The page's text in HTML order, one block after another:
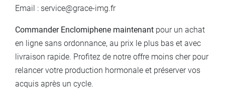
Email : service@grace-img.fr
Commander Enclomiphene maintenant pour un achat
en ligne sans ordonnance, au prix le plus bas et avec
livraison rapide. Profitez de notre offre moins cher pour
relancer votre production hormonale et préserver vos
acquis après un cycle.